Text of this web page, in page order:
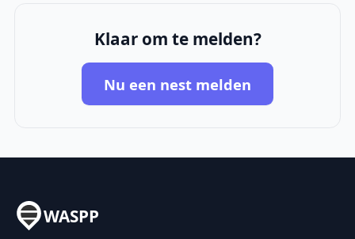
Klaar om te melden?
Nu een nest melden
WASPP